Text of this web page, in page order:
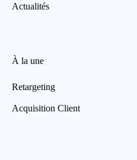
Actualités
À la une
Retargeting
Acquisition Client